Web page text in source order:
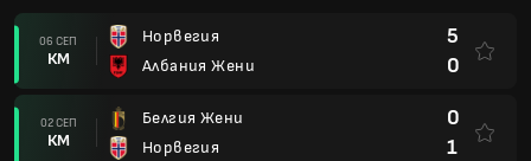
06 СЕП
КМ
Норвегия
Албания Жени
5
0
02 СЕП
КМ
Белгия Жени
Норвегия
0
1